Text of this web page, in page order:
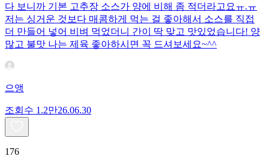
다 보니까 기본 고추장 소스가 양에 비해 좀 적더라고요ㅠ.ㅠ
저는 싱거운 것보다 매콤하게 먹는 걸 좋아해서 소스를 직접
더 만들어 넣어 비벼 먹었더니 간이 딱 맞고 맛있었습니다! 양
많고 불맛 나는 제육 좋아하시면 꼭 드셔보세요~^^
으앵
조회수 1.2만26.06.30
176